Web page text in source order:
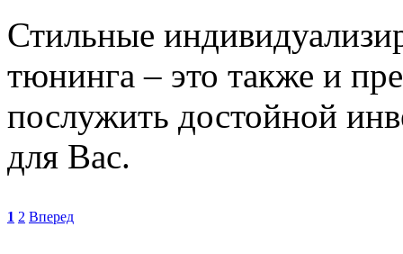
Стильные
тюнинга – это также и
послужить достойной
для Вас.
1 2 Вперед